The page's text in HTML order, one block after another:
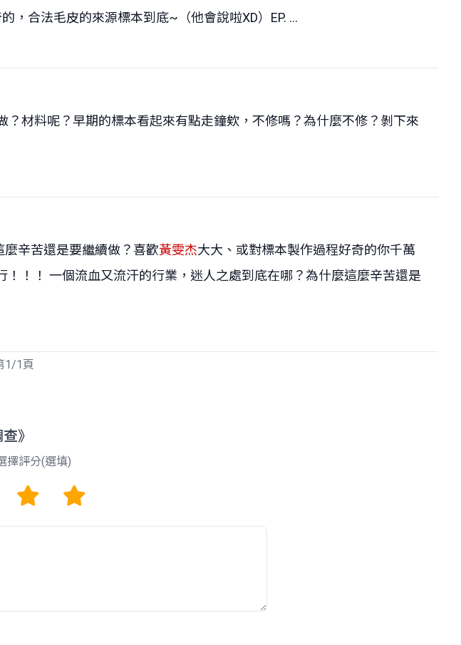
，合法毛皮的來源標本到底~（他會說啦XD）EP. ...
？材料呢？早期的標本看起來有點走鐘欸，不修嗎？為什麼不修？剝下來
辛苦還是要繼續做？喜歡黃雯杰大大、或對標本製作過程好奇的你千萬
！！！ 一個流血又流汗的行業，迷人之處到底在哪？為什麼這麼辛苦還是
1/1頁
》
擇評分(選填)
4 5